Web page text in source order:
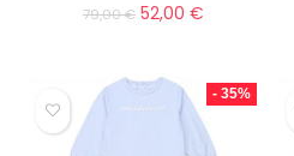
79,00€ 52,00 €
- 35%